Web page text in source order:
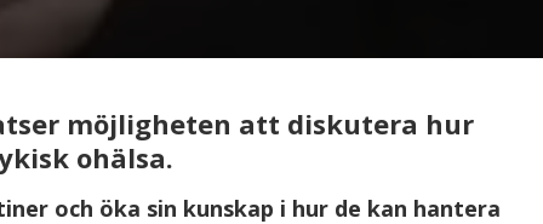
möjligheten att diskutera hur
ohälsa.
och öka sin kunskap i hur de kan hantera